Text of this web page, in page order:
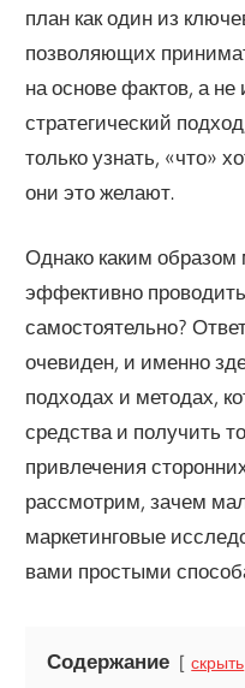
план как один из
позволяющих
на основе фактов, а
стратегический
только узнать, «что»
они это желают.
Однако каким
эффективно
самостоятельно?
очевиден, и именно
подходах и методах,
средства и получить
привлечения
рассмотрим, зачем
маркетинговые
вами простыми
Содержание скрыть